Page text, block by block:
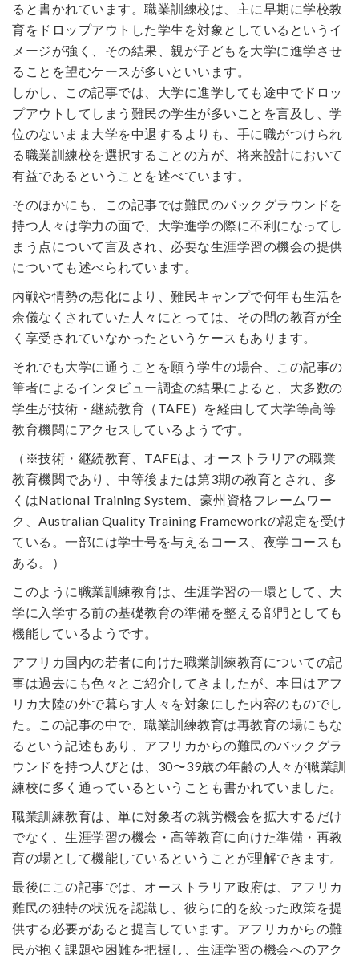
ると書かれています。職業訓練校は、主に早期に学校教
育をドロップアウトした学生を対象としているというイ
メージが強く、その結果、親が子どもを大学に進学させ
ることを望むケースが多いといいます。
しかし、この記事では、大学に進学しても途中でドロッ
プアウトしてしまう難民の学生が多いことを言及し、学
位のないまま大学を中退するよりも、手に職がつけられ
る職業訓練校を選択することの方が、将来設計において
有益であるということを述べています。
そのほかにも、この記事では難民のバックグラウンドを
持つ人々は学力の面で、大学進学の際に不利になってし
まう点について言及され、必要な生涯学習の機会の提供
についても述べられています。
内戦や情勢の悪化により、難民キャンプで何年も生活を
余儀なくされていた人々にとっては、その間の教育が全
く享受されていなかったというケースもあります。
それでも大学に通うことを願う学生の場合、この記事の
筆者によるインタビュー調査の結果によると、大多数の
学生が技術・継続教育（TAFE）を経由して大学等高等
教育機関にアクセスしているようです。
（※技術・継続教育、TAFEは、オーストラリアの職業
教育機関であり、中等後または第3期の教育とされ、多
くはNational Training System、豪州資格フレームワー
ク、Australian Quality Training Frameworkの認定を受け
ている。一部には学士号を与えるコース、夜学コースも
ある。）
このように職業訓練教育は、生涯学習の一環として、大
学に入学する前の基礎教育の準備を整える部門としても
機能しているようです。
アフリカ国内の若者に向けた職業訓練教育についての記
事は過去にも色々とご紹介してきましたが、本日はアフ
リカ大陸の外で暮らす人々を対象にした内容のものでし
た。この記事の中で、職業訓練教育は再教育の場にもな
るという記述もあり、アフリカからの難民のバックグラ
ウンドを持つ人びとは、30〜39歳の年齢の人々が職業訓
練校に多く通っているということも書かれていました。
職業訓練教育は、単に対象者の就労機会を拡大するだけ
でなく、生涯学習の機会・高等教育に向けた準備・再教
育の場として機能しているということが理解できます。
最後にこの記事では、オーストラリア政府は、アフリカ
難民の独特の状況を認識し、彼らに的を絞った政策を提
供する必要があると提言しています。アフリカからの難
民が抱く課題や困難を把握し、生涯学習の機会へのアク